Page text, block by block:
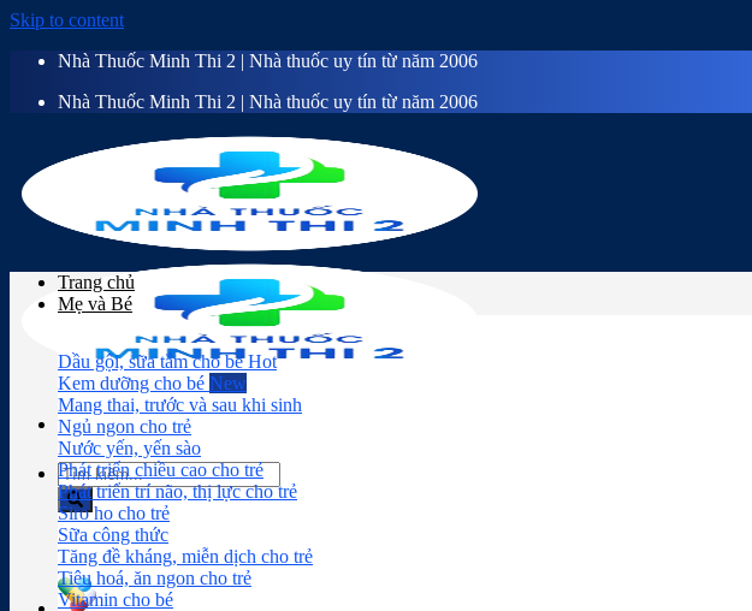
Skip to content
Nhà Thuốc Minh Thi 2 | Nhà thuốc uy tín từ năm 2006
Nhà Thuốc Minh Thi 2 | Nhà thuốc uy tín từ năm 2006
Sữa công thức Đồ dùng cho bé
Trang chủ
Mẹ và Bé
Dầu gội, sữa tắm cho bé
Kem dưỡng cho bé
Mang thai, trước và sau khi sinh
Ngủ ngon cho trẻ
Nước yến, yến sào
Phát triển chiều cao cho trẻ
Phát triển trí não, thị lực cho trẻ
Siro ho cho trẻ
Sữa công thức
Tăng đề kháng, miễn dịch cho trẻ
Tiêu hoá, ăn ngon cho trẻ
Vitamin cho bé